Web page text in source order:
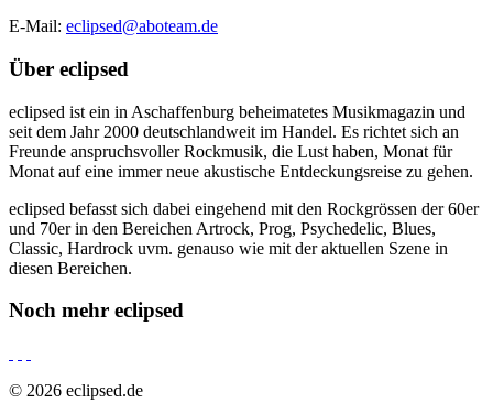
E-Mail: eclipsed@aboteam.de
Über eclipsed
eclipsed ist ein in Aschaffenburg beheimatetes Musikmagazin und
seit dem Jahr 2000 deutschlandweit im Handel. Es richtet sich an
Freunde anspruchsvoller Rockmusik, die Lust haben, Monat für
Monat auf eine immer neue akustische Entdeckungsreise zu gehen.
eclipsed befasst sich dabei eingehend mit den Rockgrössen der 60er
und 70er in den Bereichen Artrock, Prog, Psychedelic, Blues,
Classic, Hardrock uvm. genauso wie mit der aktuellen Szene in
diesen Bereichen.
Noch mehr eclipsed
© 2026 eclipsed.de